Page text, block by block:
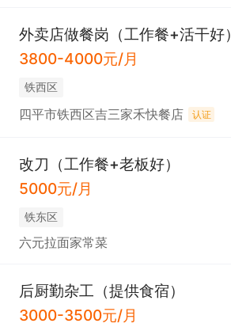
外卖店做餐岗（工作餐+活干好）
3800-4000元/月
铁西区
四平市铁西区吉三家禾快餐店 认证
改刀（工作餐+老板好）
5000元/月
铁东区
六元拉面家常菜
后厨勤杂工（提供食宿）
3000-3500元/月